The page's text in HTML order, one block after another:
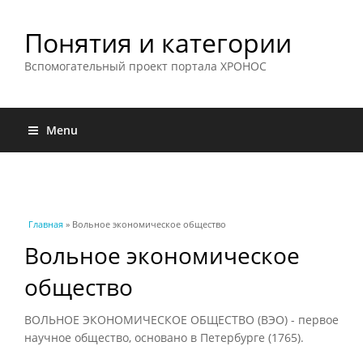
Понятия и категории
Вспомогательный проект портала ХРОНОС
Menu
Вы здесь
Главная » Вольное экономическое общество
Вольное экономическое
общество
ВОЛЬНОЕ ЭКОНОМИЧЕСКОЕ ОБЩЕСТВО (ВЭО) - первое
научное общество, основано в Петербурге (1765).